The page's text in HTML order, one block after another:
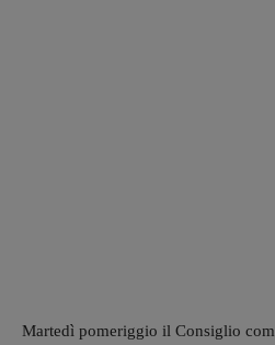
Martedì pomeriggio il Consiglio